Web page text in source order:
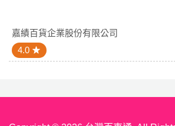
嘉績百貨企業股份有限公司
4.0